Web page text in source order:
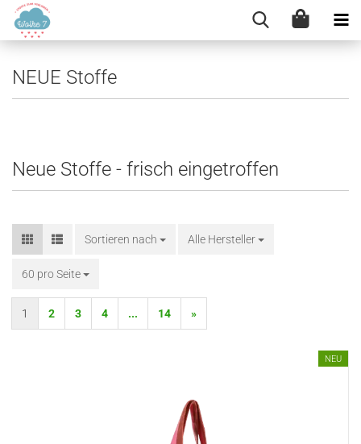
NEUE Stoffe
Neue Stoffe - frisch eingetroffen
Sortieren nach
Sortieren nach Alle Hersteller
60 pro Seite
pro Seite
1 2 3 4 ... 14 »
NEU